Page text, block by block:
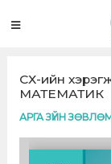
СХ-ийн
МАТЕМАТИК
АРГА ЗҮЙН